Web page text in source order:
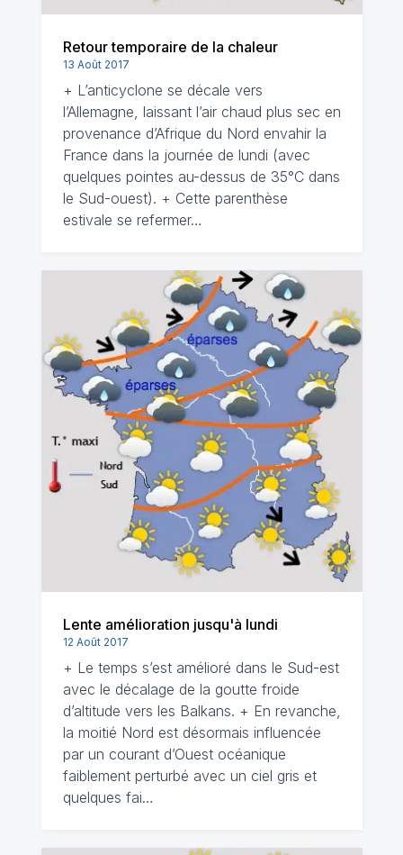
Retour temporaire de la chaleur
13 Août 2017
+ L’anticyclone se décale vers
l’Allemagne, laissant l’air chaud plus sec en
provenance d’Afrique du Nord envahir la
France dans la journée de lundi (avec
quelques pointes au-dessus de 35°C dans
le Sud-ouest). + Cette parenthèse
estivale se refermer…
Lente amélioration jusqu'à lundi
12 Août 2017
+ Le temps s’est amélioré dans le Sud-est
avec le décalage de la goutte froide
d’altitude vers les Balkans. + En revanche,
la moitié Nord est désormais influencée
par un courant d’Ouest océanique
faiblement perturbé avec un ciel gris et
quelques fai…